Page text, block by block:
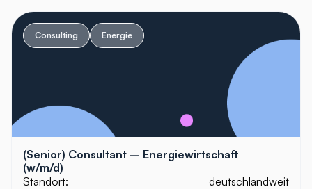
Consulting Energie
(Senior) Consultant – Energiewirtschaft
(w/m/d)
Standort:
deutschlandweit